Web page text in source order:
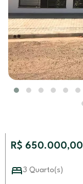
R$ 650.000,00
3 Quarto(s)